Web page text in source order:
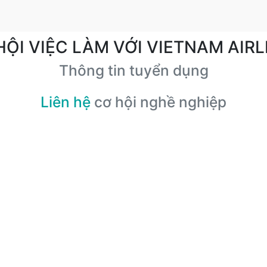
VIỆC LÀM VỚI VIETNAM
Thông tin tuyển dụng
Liên hệ cơ hội nghề nghiệp